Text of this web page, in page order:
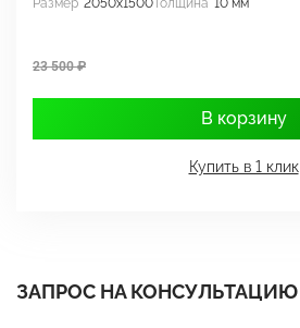
Размер 2050x1500Толщина 10 мм
23 500 ₽
В корзину
Купить в 1 клик
ЗАПРОС НА КОНСУЛЬТАЦИЮ